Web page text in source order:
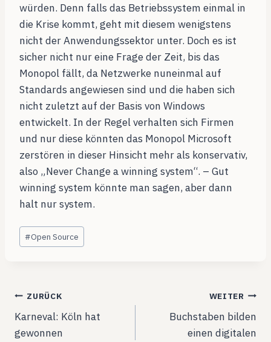
würden. Denn falls das Betriebssystem einmal in
die Krise kommt, geht mit diesem wenigstens
nicht der Anwendungssektor unter. Doch es ist
sicher nicht nur eine Frage der Zeit, bis das
Monopol fällt, da Netzwerke nuneinmal auf
Standards angewiesen sind und die haben sich
nicht zuletzt auf der Basis von Windows
entwickelt. In der Regel verhalten sich Firmen
und nur diese könnten das Monopol Microsoft
zerstören in dieser Hinsicht mehr als konservativ,
also „Never Change a winning system“. – Gut
winning system könnte man sagen, aber dann
halt nur system.
Schlagworte:
#Open Source
Beitragsnavigation
ZURÜCK
Karneval: Köln hat
gewonnen
WEITER
Buchstaben bilden
einen digitalen